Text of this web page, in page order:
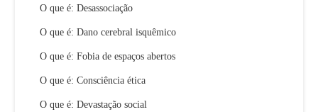
O que é: Desassociação
O que é: Dano cerebral isquêmico
O que é: Fobia de espaços abertos
O que é: Consciência ética
O que é: Devastação social